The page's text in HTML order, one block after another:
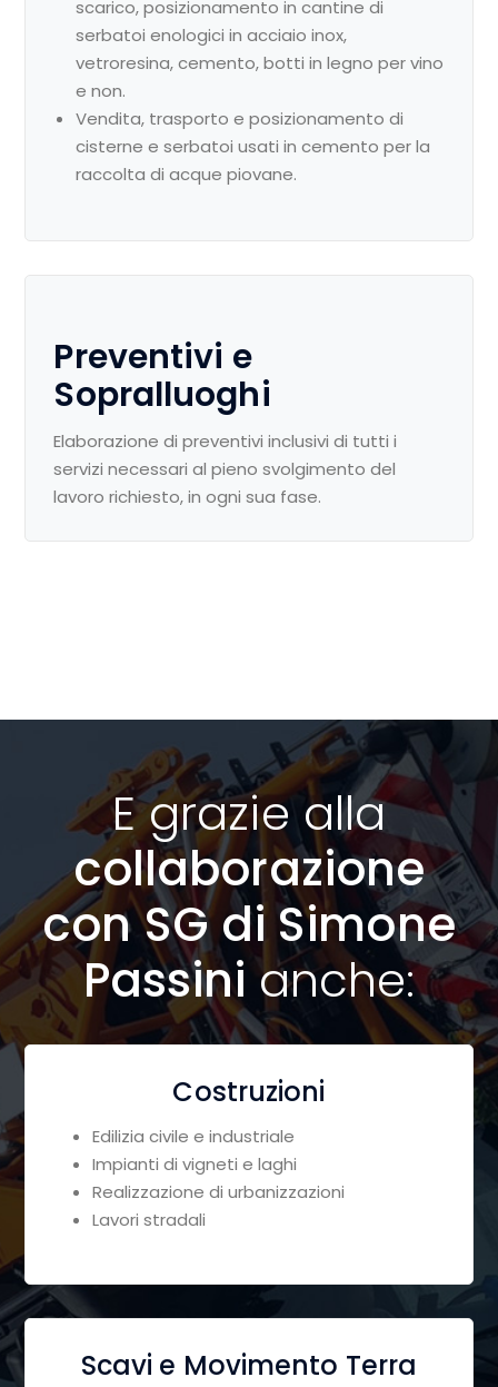
scarico, posizionamento in cantine di
serbatoi enologici in acciaio inox,
vetroresina, cemento, botti in legno per vino
e non.
Vendita, trasporto e posizionamento di
cisterne e serbatoi usati in cemento per la
raccolta di acque piovane.
Preventivi e
Sopralluoghi
Elaborazione di preventivi inclusivi di tutti i
servizi necessari al pieno svolgimento del
lavoro richiesto, in ogni sua fase.
E grazie alla
collaborazione
con SG di Simone
Passinianche:
Costruzioni
Edilizia civile e industriale
Impianti di vigneti e laghi
Realizzazione di urbanizzazioni
Lavori stradali
Scavi e Movimento Terra